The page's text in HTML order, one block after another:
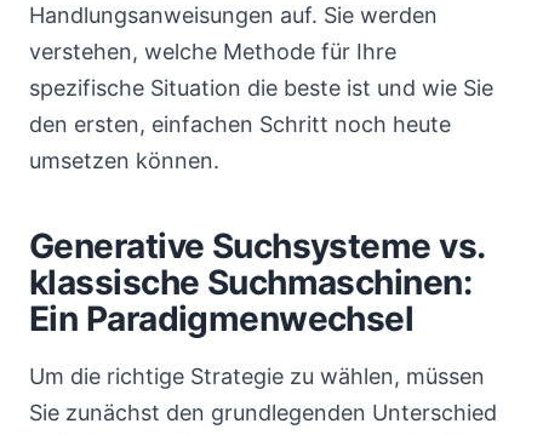
Handlungsanweisungen auf. Sie werden
verstehen, welche Methode für Ihre
spezifische Situation die beste ist und wie Sie
den ersten, einfachen Schritt noch heute
umsetzen können.
Generative Suchsysteme vs.
klassische Suchmaschinen:
Ein Paradigmenwechsel
Um die richtige Strategie zu wählen, müssen
Sie zunächst den grundlegenden Unterschied